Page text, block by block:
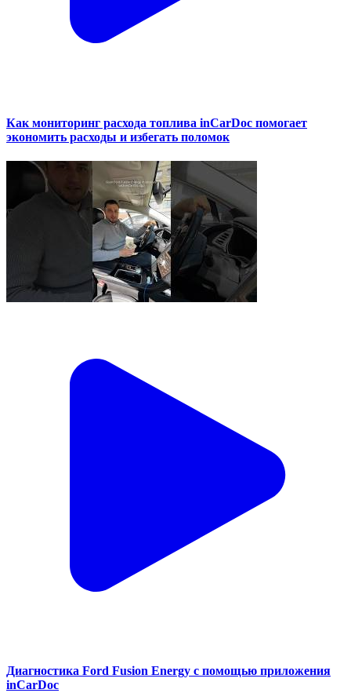
Как мониторинг расхода топлива inCarDoc помогает
экономить расходы и избегать поломок
Диагностика Ford Fusion Energy с помощью приложения
inCarDoc